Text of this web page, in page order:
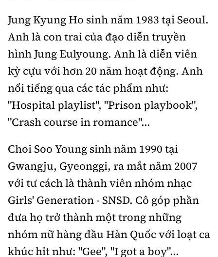
Jung Kyung Ho sinh năm 1983 tại Seoul.
Anh là con trai của đạo diễn truyền
hình Jung Eulyoung. Anh là diễn viên
kỳ cựu với hơn 20 năm hoạt động. Anh
nổi tiếng qua các tác phẩm như:
"Hospital playlist", "Prison playbook",
"Crash course in romance"...
Choi Soo Young sinh năm 1990 tại
Gwangju, Gyeonggi, ra mắt năm 2007
với tư cách là thành viên nhóm nhạc
Girls' Generation - SNSD. Cô góp phần
đưa họ trở thành một trong những
nhóm nữ hàng đầu Hàn Quốc với loạt ca
khúc hit như: "Gee", "I got a boy"...